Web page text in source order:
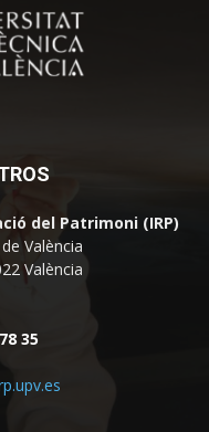
del Patrimoni (IRP)
València
València
35